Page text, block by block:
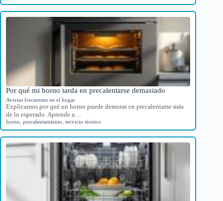
Por qué mi horno tarda en precalentarse demasiado
Averías frecuentes en el hogar
Explicamos por qué un horno puede demorar en precalentarse más
de lo esperado. Aprende a…
horno precalentamiento servicio técnico